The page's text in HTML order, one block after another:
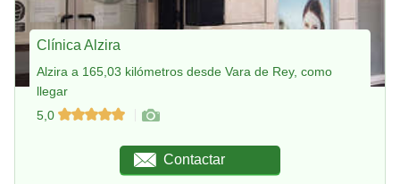
Clínica Alzira
Alzira a 165,03 kilómetros desde Vara de Rey, como
llegar
5,0
Contactar